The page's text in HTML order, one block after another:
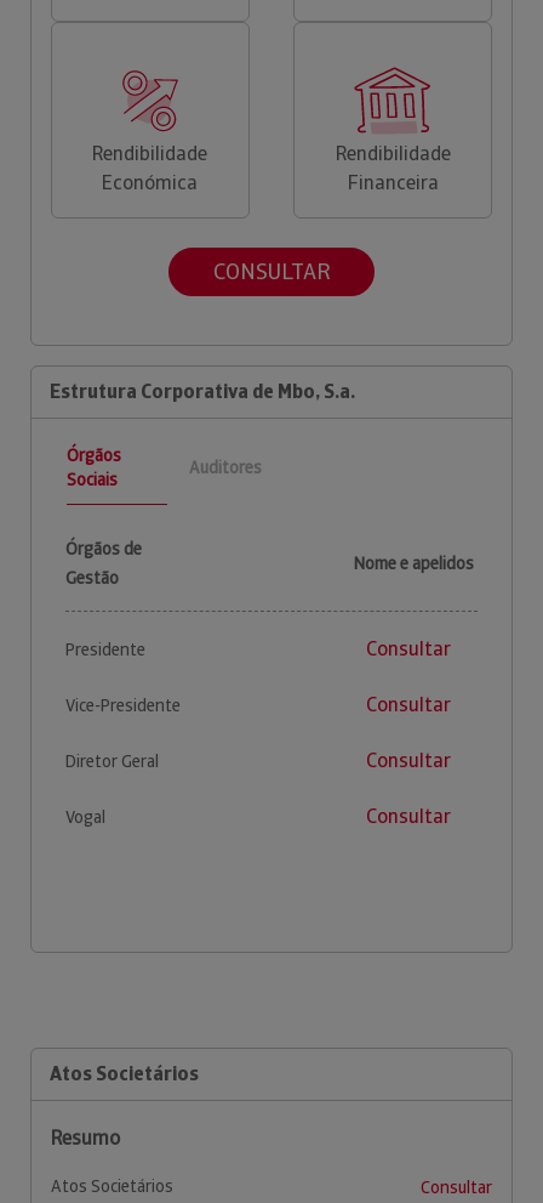
Rendibilidade
Económica
Rendibilidade
Financeira
CONSULTAR
Estrutura Corporativa de Mbo, S.a.
Órgãos
Sociais
Auditores
Órgãos de
Gestão
Nome e apelidos
Presidente Consultar
Vice-Presidente Consultar
Diretor Geral Consultar
Vogal Consultar
Atos Societários
Resumo
Atos Societários
Consultar